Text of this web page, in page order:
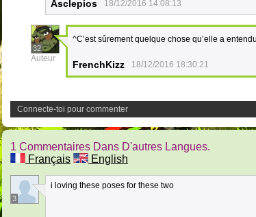
Asclepios 18/12/2016 14:08:13
32
Auteur
^C’est sûrement quelque chose qu’elle a
FrenchKizz 18/12/2016 18:30:21
Connecte-toi pour commenter
1 Commentaires Dans D'autres Langues.
Français
English
3
i loving these poses for these two